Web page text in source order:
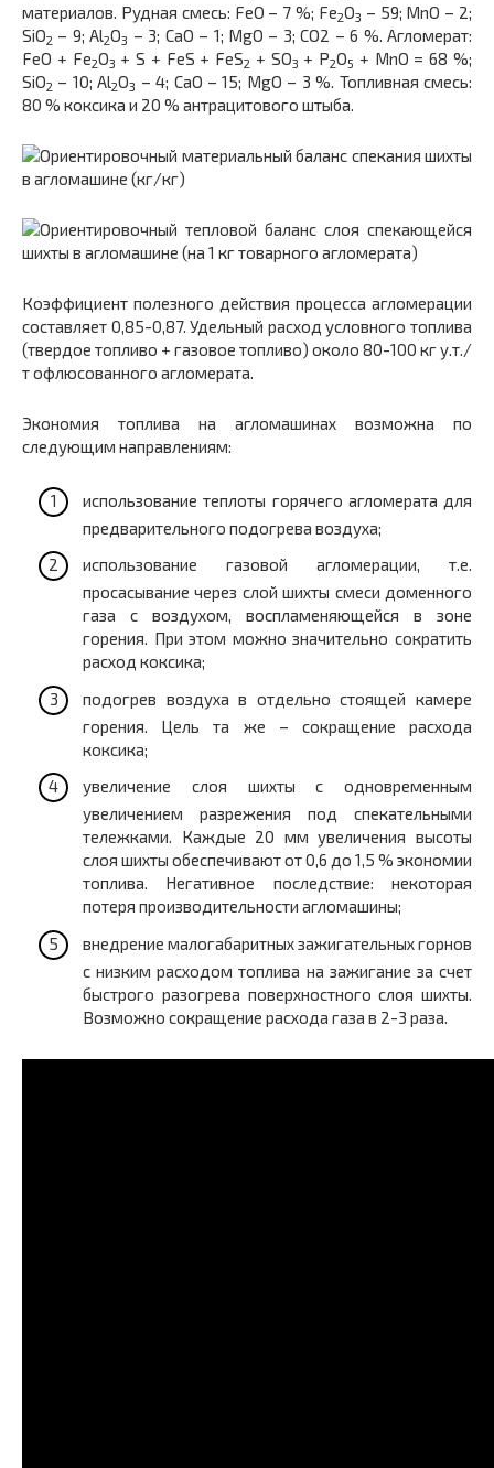
материалов. Рудная смесь: FeO – 7 %; Fe2O3 – 59; MnO – 2;
SiO2 – 9; Al2O3 – 3; CaO – 1; MgO – 3; СО2 – 6 %. Агломерат:
FeO + Fe2O3 + S + FeS + FeS2 + SO3 + P2O5 + MnO = 68 %;
SiO2 – 10; Al2O3 – 4; CaO – 15; MgO – 3 %. Топливная смесь:
80 % коксика и 20 % антрацитового штыба.
Коэффициент полезного действия процесса агломерации
составляет 0,85-0,87. Удельный расход условного топлива
(твердое топливо + газовое топливо) около 80-100 кг у.т./
т офлюсованного агломерата.
Экономия топлива на агломашинах возможна по
следующим направлениям:
использование теплоты горячего агломерата для
предварительного подогрева воздуха;
использование газовой агломерации, т.е.
просасывание через слой шихты смеси доменного
газа с воздухом, воспламеняющейся в зоне
горения. При этом можно значительно сократить
расход коксика;
подогрев воздуха в отдельно стоящей камере
горения. Цель та же – сокращение расхода
коксика;
увеличение слоя шихты с одновременным
увеличением разрежения под спекательными
тележками. Каждые 20 мм увеличения высоты
слоя шихты обеспечивают от 0,6 до 1,5 % экономии
топлива. Негативное последствие: некоторая
потеря производительности агломашины;
внедрение малогабаритных зажигательных горнов
с низким расходом топлива на зажигание за счет
быстрого разогрева поверхностного слоя шихты.
Возможно сокращение расхода газа в 2-3 раза.